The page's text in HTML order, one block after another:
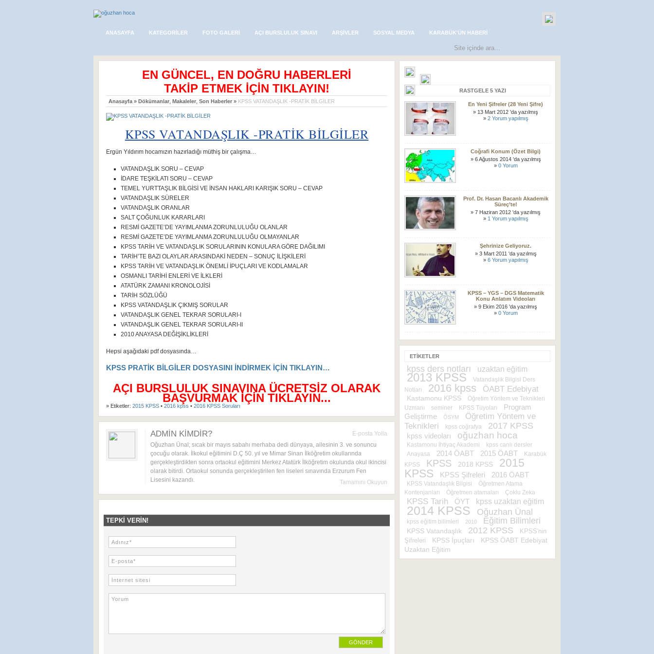
ANASAYFA KATEGORILER FOTO GALERI AÇI BURSLULUK SINAVI ARŞIVLER SOSYAL MEDYA KARABÜK'ÜN HABERI
EN GÜNCEL, EN DOĞRU HABERLERİ
TAKİP ETMEK İÇİN TIKLAYIN!
Anasayfa » Dökümanlar Makaleler Son Haberler » KPSS VATANDAŞLIK -PRATİK BİLGİLER
KPSS VATANDAŞLIK -PRATİK BİLGİLER
Ergün Yıldırım hocamızın hazırladığı müthiş bir çalışma…
VATANDAŞLIK SORU – CEVAP
İDARE TEŞKİLATI SORU – CEVAP
TEMEL YURTTAŞLIK BİLGİSİ VE İNSAN HAKLARI KARIŞIK SORU – CEVAP
VATANDAŞLIK SÜRELER
VATANDAŞLIK ORANLAR
SALT ÇOĞUNLUK KARARLARI
RESMİ GAZETE’DE YAYIMLANMA ZORUNLULUĞU OLANLAR
RESMİ GAZETE’DE YAYIMLANMA ZORUNLULUĞU OLMAYANLAR
KPSS TARİH VE VATANDAŞLIK SORULARININ KONULARA GÖRE DAĞILIMI
TARİH’TE BAZI OLAYLAR ARASINDAKİ NEDEN – SONUÇ İLİŞKİLERİ
KPSS TARİH VE VATANDAŞLIK ÖNEMLİ İPUÇLARI VE KODLAMALAR
OSMANLI TARİHİ ENLERİ VE İLKLERİ
ATATÜRK ZAMANI KRONOLOJİSİ
TARİH SÖZLÜĞÜ
KPSS VATANDAŞLIK ÇIKMIŞ SORULAR
VATANDAŞLIK GENEL TEKRAR SORULARI-I
VATANDAŞLIK GENEL TEKRAR SORULARI-II
2010 ANAYASA DEĞİŞİKLİKLERİ
Hepsi aşağıdaki pdf dosyasında…
KPSS PRATİK BİLGİLER DOSYASINI İNDİRMEK İÇİN TIKLAYIN…
AÇI BURSLULUK SINAVINA ÜCRETSİZ OLARAK
BAŞVURMAK İÇİN TIKLAYIN...
» Etiketler: 2015 KPSS • 2016 kpss • 2016 KPSS Soruları
ADMIN KIMDIR?
Oğuzhan Ünal; sıcak bir mayıs sabahı merhaba dedi dünyaya, ailesinin 3. ve sonuncu
çocuğu olarak. İlkokul eğitimini D.Ç 50. yıl ve Mimar Sinan İlköğretim okullarında
gerçekleştirdikten sonra ortaokul eğitimini Merkez Atatürk İlköğretim okulunda okul ikincisi
olarak bitirdi. Ortaokul sonunda gerçekleştirilen fen liseleri sınavında Erzurum Fen
Lisesini kazandı.
Tamamını Okuyun
E-posta Yolla
TEPKI VERIN!
RASTGELE 5 YAZI
En Yeni Şifreler (28 Yeni Şifre)
» 13 Mart 2012 'da yazılmış
» 2 Yorum yapılmış
Coğrafi Konum (Özet Bilgi)
» 6 Ağustos 2014 'da yazılmış
» 0 Yorum
Prof. Dr. Hasan Bacanlı Akademik
Süreç’te!
» 7 Haziran 2012 'da yazılmış
» 1 Yorum yapılmış
Şehrinize Geliyoruz.
» 3 Mart 2011 'da yazılmış
» 6 Yorum yapılmış
KPSS – YGS – DGS Matematik
Konu Anlatım Videoları
» 9 Ekim 2016 'da yazılmış
» 0 Yorum
ETIKETLER
kpss ders notları uzaktan eğitim
2013 KPSS
Vatandaşlık Bilgisi Ders
Notları
2016 kpss ÖABT Edebiyat
Kastamonu KPSS
Öğretim Yöntem ve Teknikleri
Uzmanı
seminer KPSS Tüyoları
Program
Geliştirme
ÖSYM
Öğretim Yöntem ve
Teknikleri
kpss coğrafya 2017 KPSS
kpss videoları oğuzhan hoca
Kastamonu İhtiyaç Akademi
kpss canlı dersler
Anayasa
2014 ÖABT 2015 ÖABT
Karabük
KPSS
KPSS 2018 KPSS
2015
KPSS
KPSS Şifreleri 2016 ÖABT
KPSS Vatandaşlık Bilgisi
Öğretmen Atama
Kontenjanları
Öğretmen atamaları Çoklu Zeka
KPSS Tarih ÖYT kpss uzaktan eğitim
2014 KPSS Oğuzhan Ünal
kpss eğitim bilimleri 2010 Eğitim Bilimleri
KPSS Vatandaşlık 2012 KPSS
KPSS'nin
Şifreleri
KPSS İpuçları
KPSS ÖABT Edebiyat
Uzaktan Eğitim